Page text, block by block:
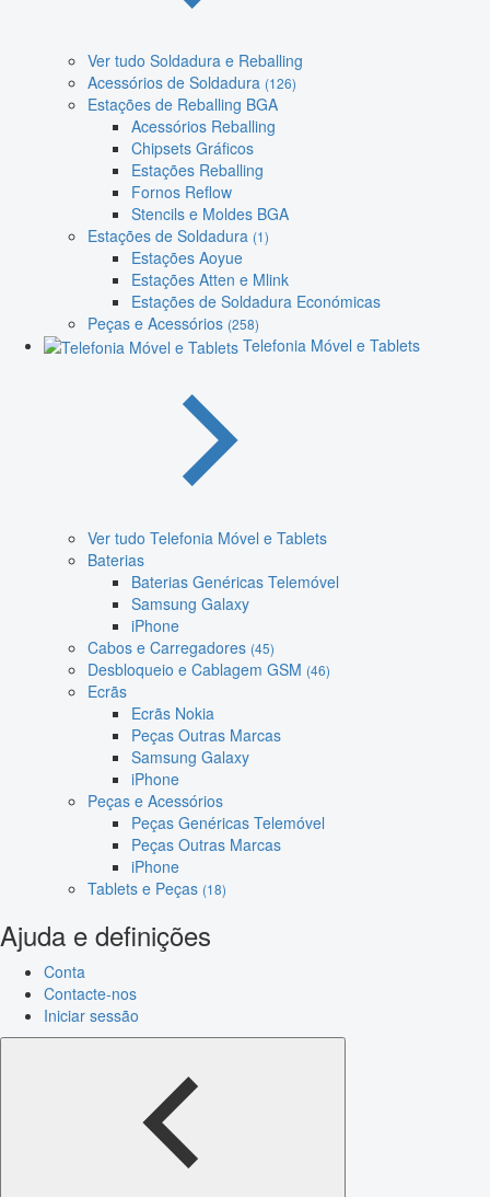
Ver tudo Soldadura e Reballing
Acessórios de Soldadura (126)
Estações de Reballing BGA
Acessórios Reballing
Chipsets Gráficos
Estações Reballing
Fornos Reflow
Stencils e Moldes BGA
Estações de Soldadura (1)
Estações Aoyue
Estações Atten e Mlink
Estações de Soldadura Económicas
Peças e Acessórios (258)
Telefonia Móvel e Tablets
Ver tudo Telefonia Móvel e Tablets
Baterias
Baterias Genéricas Telemóvel
Samsung Galaxy
iPhone
Cabos e Carregadores (45)
Desbloqueio e Cablagem GSM (46)
Ecrãs
Ecrãs Nokia
Peças Outras Marcas
Samsung Galaxy
iPhone
Peças e Acessórios
Peças Genéricas Telemóvel
Peças Outras Marcas
iPhone
Tablets e Peças (18)
Ajuda e definições
Conta
Contacte-nos
Iniciar sessão